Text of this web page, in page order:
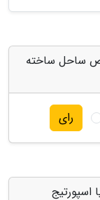
ساحل ساخته
رای